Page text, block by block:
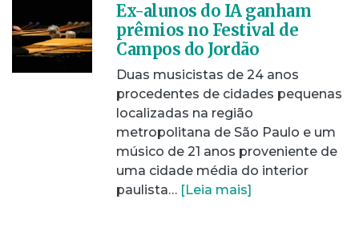
Ex-alunos do IA ganham
prêmios no Festival de
Campos do Jordão
Duas musicistas de 24 anos
procedentes de cidades pequenas
localizadas na região
metropolitana de São Paulo e um
músico de 21 anos proveniente de
uma cidade média do interior
paulista… [Leia mais]